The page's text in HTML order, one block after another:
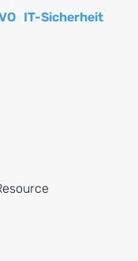
IT-Sicherheit